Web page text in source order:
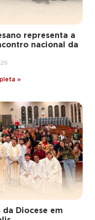
representa a
nacional da
»
da Diocese em